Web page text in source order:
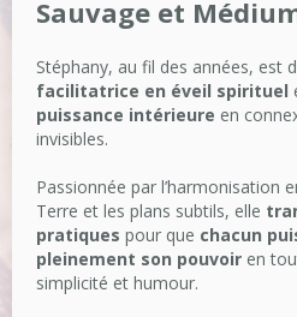
Sauvage et
Stéphany, au fil des années, est
facilitatrice en éveil spirituel
puissance intérieure en
invisibles.
Passionnée par l’harmonisation
Terre et les plans subtils, elle
pratiques pour que chacun
pleinement son pouvoir en
simplicité et humour.